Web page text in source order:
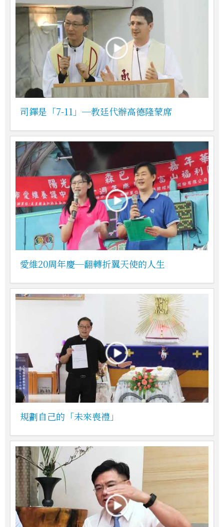
司鐸是「7-11」─教廷代辦高德隆蒙席
愛維20周年慶─翻轉折翼天使的人生
規劃自己的「未來喪禮」